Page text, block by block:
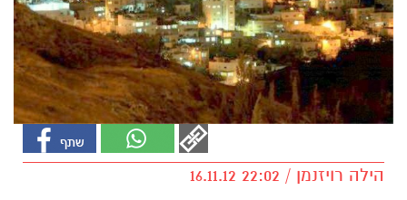
הילה רויזנמן / 22:02 16.11.12